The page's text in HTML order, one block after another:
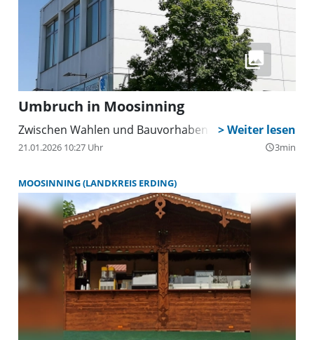
Umbruch in Moosinning
Zwischen Wahlen und Bauvorhaben
21.01.2026 10:27 Uhr query_builder3min
MOOSINNING (LANDKREIS ERDING)